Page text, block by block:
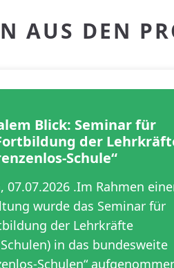
AUS DEN
Blick: Seminar für
der
Schule“
07.07.2026 .Im Rahmen
wurde das Seminar für
der Lehrkräfte
in das bundesweite
Schulen“